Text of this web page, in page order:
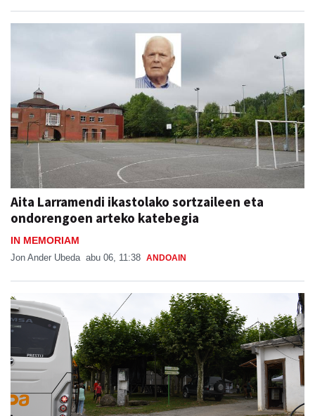
Aita Larramendi ikastolako sortzaileen eta
ondorengoen arteko katebegia
IN MEMORIAM
Jon Ander Ubeda abu 06, 11:38 ANDOAIN